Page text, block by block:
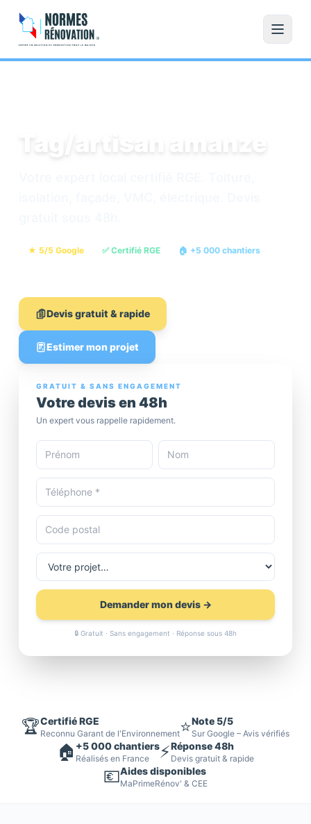
Tag/artisan amanze
★ 5/5 Google ✅ Certifié RGE
🏠 +5 000 chantiers
Devis gratuit & rapide
Estimer mon projet
GRATUIT & SANS ENGAGEMENT
Votre devis en 48h
Un expert vous rappelle rapidement.
Demander mon devis →
🔒 Gratuit · Sans engagement · Réponse sous 48h
🏆Certifié RGE
Reconnu Garant de l'Environnement⭐Note 5/5
Sur Google – Avis vérifiés
🏠 +5 000 chantiers
Réalisés en France ⚡Réponse 48h
Devis gratuit & rapide
💶Aides disponibles
MaPrimeRénov' & CEE